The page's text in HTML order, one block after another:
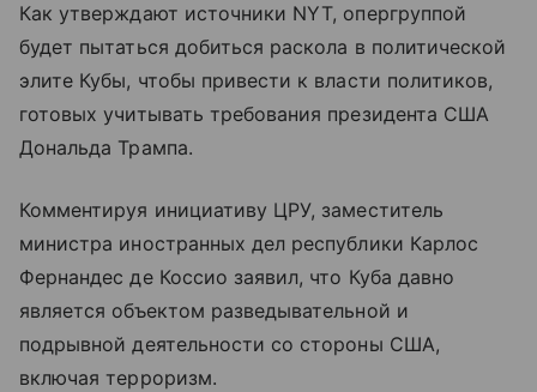
Как утверждают источники NYT, опергруппой
будет пытаться добиться раскола в политической
элите Кубы, чтобы привести к власти политиков,
готовых учитывать требования президента США
Дональда Трампа.
Комментируя инициативу ЦРУ, заместитель
министра иностранных дел республики Карлос
Фернандес де Коссио заявил, что Куба давно
является объектом разведывательной и
подрывной деятельности со стороны США,
включая терроризм.